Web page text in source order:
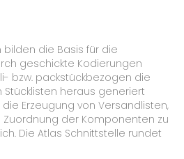
bilden die Basis für die
geschickte Kodierungen
bzw. packstückbezogen die
heraus generiert
Erzeugung von Versandlisten,
der Komponenten zu
Die Atlas Schnittstelle rundet